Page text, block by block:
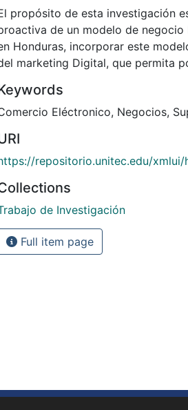
propósito de esta investigación
de un modelo de
Honduras, incorporar este
marketing Digital, que permita
Eléctronico, Negocios,
repositorio.unitec.edu/xmlui/
de Investigación
Full item page